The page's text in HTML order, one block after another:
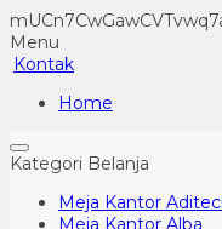
Menu
Kontak
Home
Kategori Belanja
Meja Kantor
Meja Kantor Alba